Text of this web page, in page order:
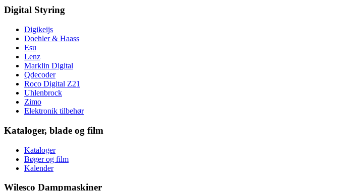
Digital Styring
Digikeijs
Doehler & Haass
Esu
Lenz
Marklin Digital
Qdecoder
Roco Digital Z21
Uhlenbrock
Zimo
Elektronik tilbehør
Kataloger, blade og film
Kataloger
Bøger og film
Kalender
Wilesco Dampmaskiner